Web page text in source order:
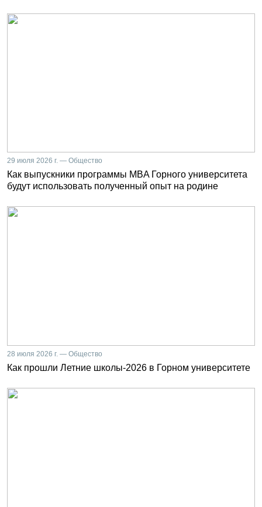
29 июля 2026 г. — Общество
Как выпускники программы MBA Горного университета
будут использовать полученный опыт на родине
28 июля 2026 г. — Общество
Как прошли Летние школы-2026 в Горном университете